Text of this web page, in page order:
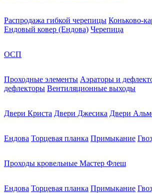
Распродажа гибкой черепицы Коньково-
Ендовый ковер (Ендова) Черепица
ОСП
Проходные элементы Аэраторы и
дефлекторы Вентиляционные выходы
Двери Криста Двери Джесика Двери
Ендова Торцевая планка Примыкание
Проходы кровельные Мастер Флеш
Ендова Торцевая планка Примыкание